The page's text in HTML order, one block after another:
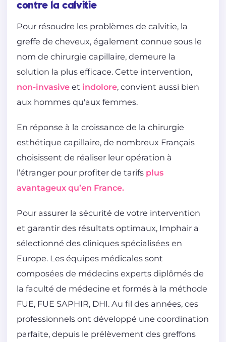
contre la calvitie
Pour résoudre les problèmes de calvitie, la
greffe de cheveux, également connue sous le
nom de chirurgie capillaire, demeure la
solution la plus efficace. Cette intervention,
non-invasive et indolore, convient aussi bien
aux hommes qu'aux femmes.
En réponse à la croissance de la chirurgie
esthétique capillaire, de nombreux Français
choisissent de réaliser leur opération à
l’étranger pour profiter de tarifs plus
avantageux qu’en France.
Pour assurer la sécurité de votre intervention
et garantir des résultats optimaux, Imphair a
sélectionné des cliniques spécialisées en
Europe. Les équipes médicales sont
composées de médecins experts diplômés de
la faculté de médecine et formés à la méthode
FUE, FUE SAPHIR, DHI. Au fil des années, ces
professionnels ont développé une coordination
parfaite, depuis le prélèvement des greffons